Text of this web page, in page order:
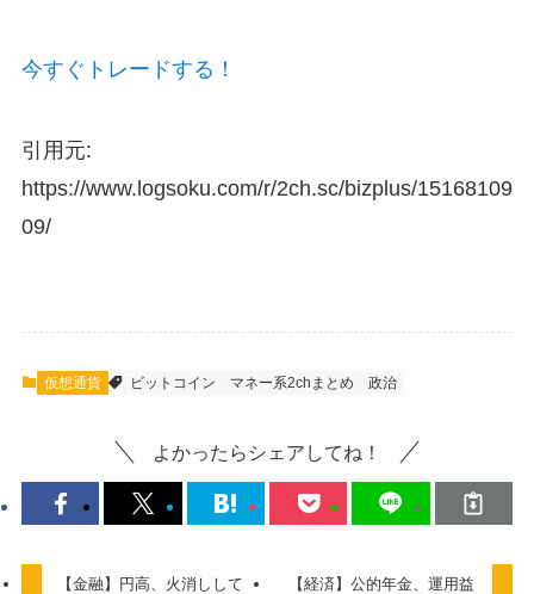
今すぐトレードする！
引用元:
https://www.logsoku.com/r/2ch.sc/bizplus/15168109
09/
仮想通貨 ビットコイン マネー系2chまとめ 政治
よかったらシェアしてね！
【金融】円高、火消しして
【経済】公的年金、運用益